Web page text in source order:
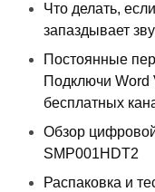
Что делать,
запаздывает
Постоянные
Подключи Word
бесплатных
Обзор
SMP001HDT2
Распаковка и